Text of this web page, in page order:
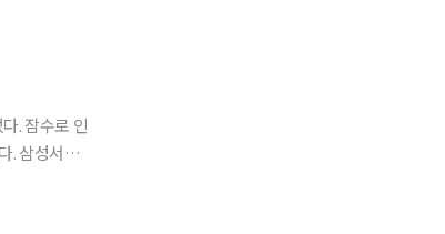
. 잠수로 인